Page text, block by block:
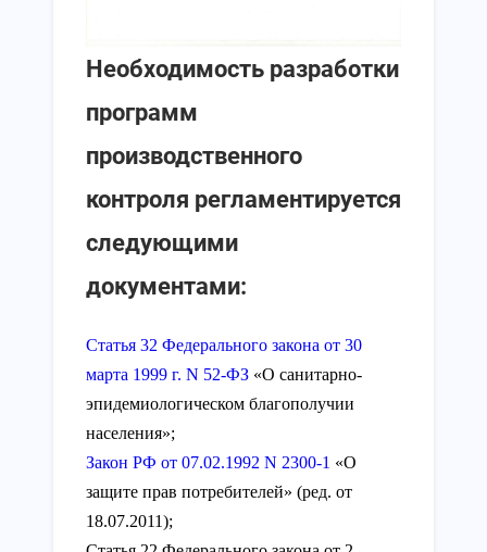
Необходимость разработки
программ
производственного
контроля регламентируется
следующими
документами:
Статья 32 Федерального закона от 30
марта 1999 г. N 52-ФЗ «О санитарно-
эпидемиологическом благополучии
населения»;
Закон РФ от 07.02.1992 N 2300-1 «О
защите прав потребителей» (ред. от
18.07.2011);